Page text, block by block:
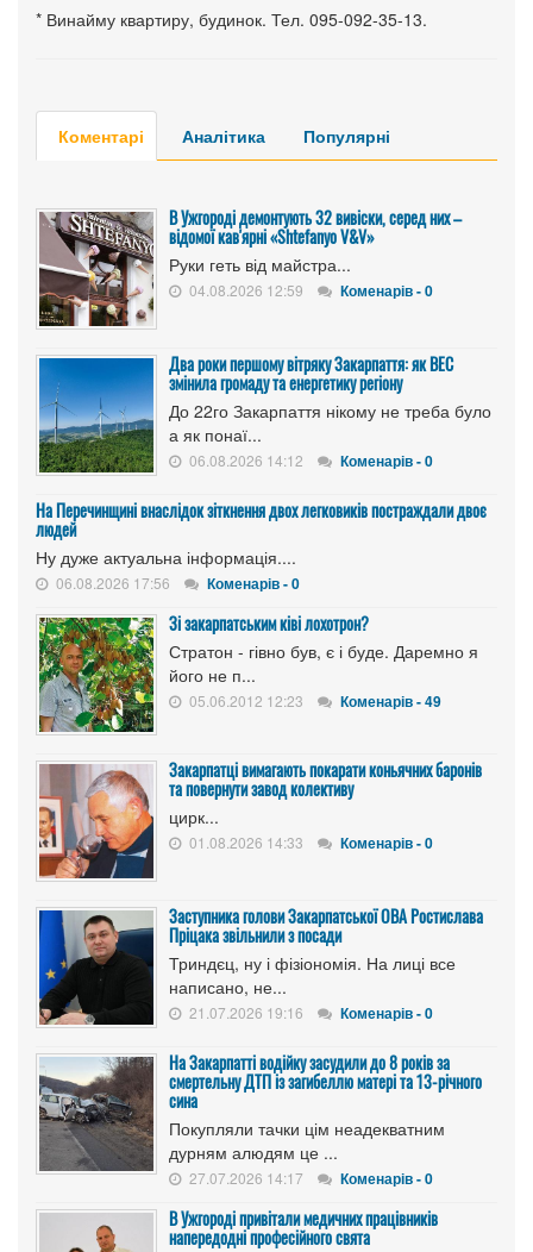
* Винайму квартиру, будинок. Тел. 095-092-35-13.
Коментарі Аналітика Популярні
В Ужгороді демонтують 32 вивіски, серед них –
відомої кав'ярні «Shtefanyo V&V»
Руки геть від майстра...
04.08.2026 12:59 Коменарів - 0
Два роки першому вітряку Закарпаття: як ВЕС
змінила громаду та енергетику регіону
До 22го Закарпаття нікому не треба було
а як понаї...
06.08.2026 14:12 Коменарів - 0
На Перечинщині внаслідок зіткнення двох легковиків постраждали двоє
людей
Ну дуже актуальна інформація....
06.08.2026 17:56 Коменарів - 0
Зі закарпатським ківі лохотрон?
Стратон - гівно був, є і буде. Даремно я
його не п...
05.06.2012 12:23 Коменарів - 49
Закарпатці вимагають покарати коньячних баронів
та повернути завод колективу
цирк...
01.08.2026 14:33 Коменарів - 0
Заступника голови Закарпатської ОВА Ростислава
Пріцака звільнили з посади
Триндєц, ну і фізіономія. На лиці все
написано, не...
21.07.2026 19:16 Коменарів - 0
На Закарпатті водійку засудили до 8 років за
смертельну ДТП із загибеллю матері та 13-річного
сина
Покупляли тачки цім неадекватним
дурням алюдям це ...
27.07.2026 14:17 Коменарів - 0
В Ужгороді привітали медичних працівників
напередодні професійного свята